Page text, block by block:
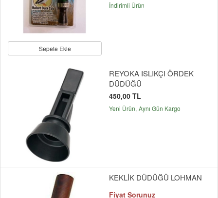
Sepete Ekle
İndirimli Ürün
REYOKA ISLIKÇI ÖRDEK
DÜDÜĞÜ
450,00 TL
Yeni Ürün Aynı Gün Kargo
KEKLİK DÜDÜĞÜ LOHMAN
Fiyat Sorunuz